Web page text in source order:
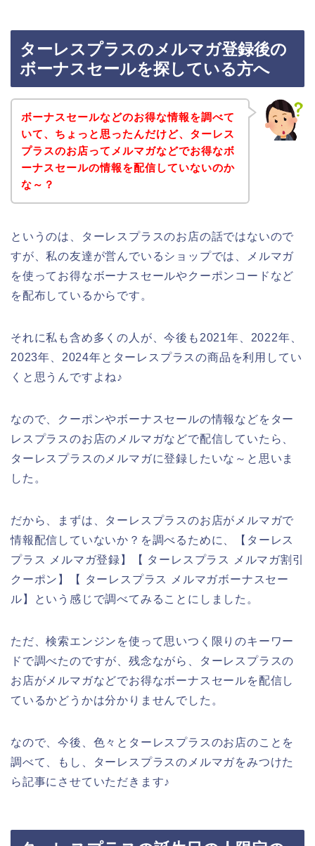
ターレスプラスのメルマガ登録後の
ボーナスセールを探している方へ
ボーナスセールなどのお得な情報を調べて
いて、ちょっと思ったんだけど、ターレス
プラスのお店ってメルマガなどでお得なボ
ーナスセールの情報を配信していないのか
な～？
というのは、ターレスプラスのお店の話ではないので
すが、私の友達が営んでいるショップでは、メルマガ
を使ってお得なボーナスセールやクーポンコードなど
を配布しているからです。
それに私も含め多くの人が、今後も2021年、2022年、
2023年、2024年とターレスプラスの商品を利用してい
くと思うんですよね♪
なので、クーポンやボーナスセールの情報などをター
レスプラスのお店のメルマガなどで配信していたら、
ターレスプラスのメルマガに登録したいな～と思いま
した。
だから、まずは、ターレスプラスのお店がメルマガで
情報配信していないか？を調べるために、【ターレス
プラス メルマガ登録】【 ターレスプラス メルマガ割引
クーポン】【 ターレスプラス メルマガボーナスセー
ル】という感じで調べてみることにしました。
ただ、検索エンジンを使って思いつく限りのキーワー
ドで調べたのですが、残念ながら、ターレスプラスの
お店がメルマガなどでお得なボーナスセールを配信し
ているかどうかは分かりませんでした。
なので、今後、色々とターレスプラスのお店のことを
調べて、もし、ターレスプラスのメルマガをみつけた
ら記事にさせていただきます♪